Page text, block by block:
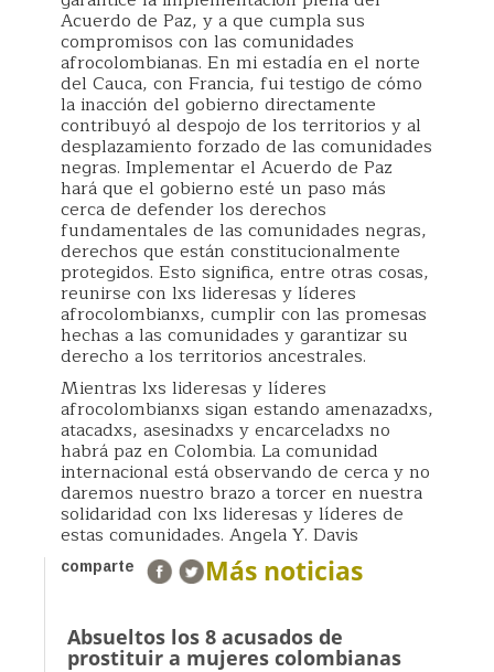
Acuerdo de Paz, y a que cumpla sus
compromisos con las comunidades
afrocolombianas. En mi estadía en el norte
del Cauca, con Francia, fui testigo de cómo
la inacción del gobierno directamente
contribuyó al despojo de los territorios y al
desplazamiento forzado de las comunidades
negras. Implementar el Acuerdo de Paz
hará que el gobierno esté un paso más
cerca de defender los derechos
fundamentales de las comunidades negras,
derechos que están constitucionalmente
protegidos. Esto significa, entre otras cosas,
reunirse con lxs lideresas y líderes
afrocolombianxs, cumplir con las promesas
hechas a las comunidades y garantizar su
derecho a los territorios ancestrales.
Mientras lxs lideresas y líderes
afrocolombianxs sigan estando amenazadxs,
atacadxs, asesinadxs y encarceladxs no
habrá paz en Colombia. La comunidad
internacional está observando de cerca y no
daremos nuestro brazo a torcer en nuestra
solidaridad con lxs lideresas y líderes de
estas comunidades. Angela Y. Davis
comparte Más noticias
Absueltos los 8 acusados de
prostituir a mujeres colombianas